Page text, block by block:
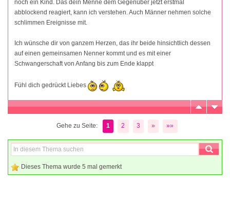
noch ein Kind. Das dein Menne dem Gegenüber jetzt erstmal
abblockend reagiert, kann ich verstehen. Auch Männer nehmen solche
schlimmen Ereignisse mit.
Ich wünsche dir von ganzem Herzen, das ihr beide hinsichtlich dessen
auf einen gemeinsamen Nenner kommt und es mit einer
Schwangerschaft von Anfang bis zum Ende klappt
Fühl dich gedrückt Liebes
Gehe zu Seite: 1 2 3 » »»
Dieses Thema wurde 5 mal gemerkt